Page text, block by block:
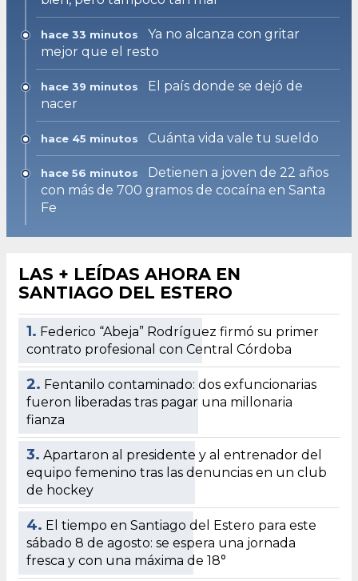
hace 33 minutos
Ya no alcanza con gritar
mejor que el resto
hace 39 minutos
El país donde se dejó de
nacer
hace 45 minutos Cuánta vida vale tu sueldo
hace 56 minutos
Detienen a joven de 22 años
con más de 700 gramos de cocaína en Santa
Fe
LAS + LEÍDAS AHORA EN
SANTIAGO DEL ESTERO
1. Federico “Abeja” Rodríguez firmó su primer
contrato profesional con Central Córdoba
2. Fentanilo contaminado: dos exfuncionarias
fueron liberadas tras pagar una millonaria
fianza
3. Apartaron al presidente y al entrenador del
equipo femenino tras las denuncias en un club
de hockey
4. El tiempo en Santiago del Estero para este
sábado 8 de agosto: se espera una jornada
fresca y con una máxima de 18°